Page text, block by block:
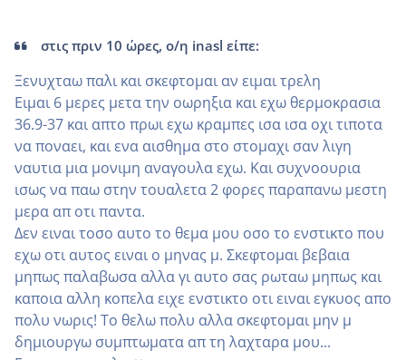
στις πριν 10 ώρες, ο/η inasl είπε:
Ξενυχταω παλι και σκεφτομαι αν ειμαι τρελη
Ειμαι 6 μερες μετα την οωρηξια και εχω θερμοκρασια
36.9-37 και απτο πρωι εχω κραμπες ισα ισα οχι τιποτα
να ποναει, και ενα αισθημα στο στομαχι σαν λιγη
ναυτια μια μονιμη αναγουλα εχω. Και συχνοουρια
ισως να παω στην τουαλετα 2 φορες παραπανω μεστη
μερα απ οτι παντα.
Δεν ειναι τοσο αυτο το θεμα μου οσο το ενστικτο που
εχω οτι αυτος ειναι ο μηνας μ. Σκεφτομαι βεβαια
μηπως παλαβωσα αλλα γι αυτο σας ρωταω μηπως και
καποια αλλη κοπελα ειχε ενστικτο οτι ειναι εγκυος απο
πολυ νωρις! Το θελω πολυ αλλα σκεφτομαι μην μ
δημιουργω συμπτωματα απ τη λαχταρα μου...